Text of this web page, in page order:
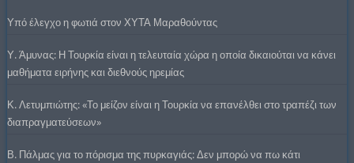
Υπό έλεγχο η φωτιά στον ΧΥΤΑ Μαραθούντας
Υ. Άμυνας: Η Τουρκία είναι η τελευταία χώρα η οποία δικαιούται να κάνει
μαθήματα ειρήνης και διεθνούς ηρεμίας
Κ. Λετυμπιώτης: «Το μείζον είναι η Τουρκία να επανέλθει στο τραπέζι των
διαπραγματεύσεων»
Β. Πάλμας για το πόρισμα της πυρκαγιάς: Δεν μπορώ να πω κάτι